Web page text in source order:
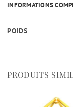
INFORMATIONS
POIDS
PRODUITS